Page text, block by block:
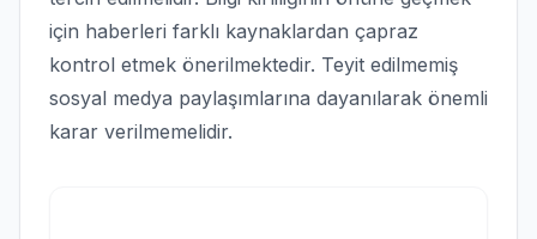
için haberleri farklı kaynaklardan çapraz
kontrol etmek önerilmektedir. Teyit edilmemiş
sosyal medya paylaşımlarına dayanılarak önemli
karar verilmemelidir.